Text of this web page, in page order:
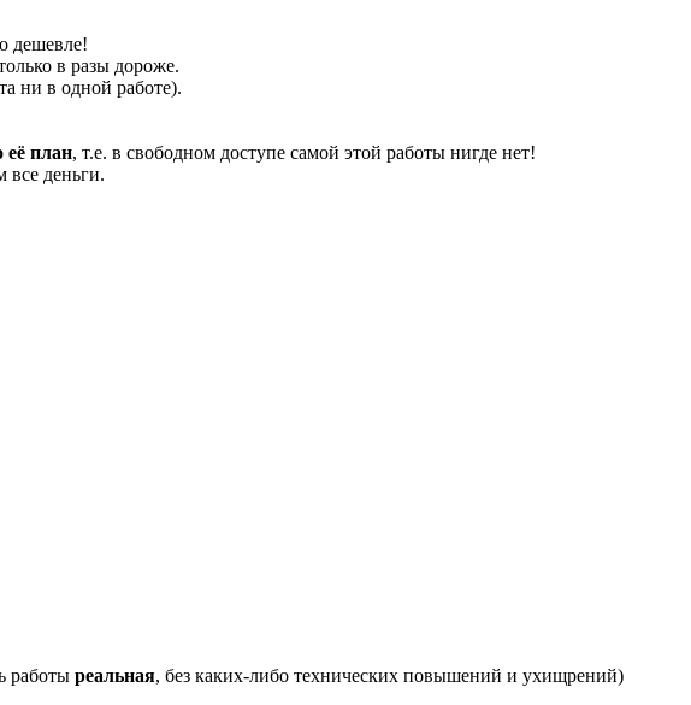
дешевле!
в разы дороже.
ни в одной работе).
её план, т.е. в свободном доступе самой этой работы нигде нет!
все деньги.
работы реальная, без каких-либо технических повышений и ухищрений)